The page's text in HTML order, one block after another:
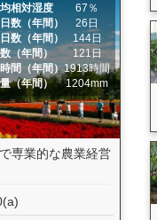
相対湿度
67％
数（年間）
26日
数（年間）
144日
（年間）
121日
間（年間）1913時間
（年間）
1204mm
専業的な農業経営